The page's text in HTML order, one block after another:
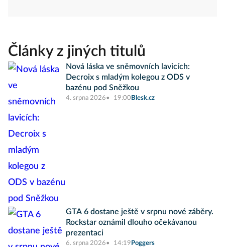
Články z jiných titulů
Nová láska ve sněmovních lavicích:
Decroix s mladým kolegou z ODS v
bazénu pod Sněžkou
4. srpna 2026 19:00 Blesk.cz
GTA 6 dostane ještě v srpnu nové záběry.
Rockstar oznámil dlouho očekávanou
prezentaci
6. srpna 2026 14:19 Poggers